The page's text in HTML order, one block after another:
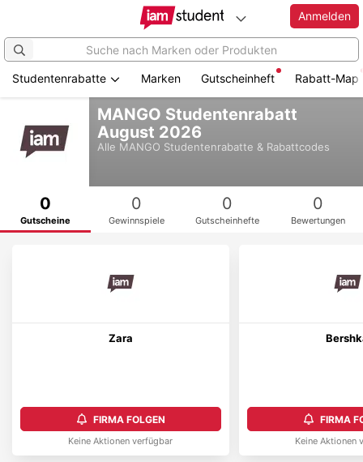
springen
Anmelden
Studentenrabatte Marken Gutscheinheft Rabatt-Map
MANGO Studentenrabatt
August 2026
Alle MANGO Studentenrabatte & Rabattcodes
0
Gutscheine
0
Gewinnspiele
0
Gutscheinhefte
0
Bewertungen
Zara
FIRMA FOLGEN
Keine Aktionen verfügbar
FIRMA
Keine Aktionen